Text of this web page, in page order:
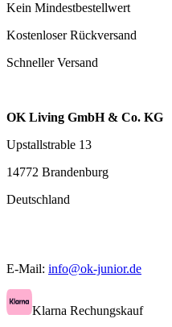
Kein Mindestbestellwert
Kostenloser Rückversand
Schneller Versand
OK Living GmbH & Co. KG
Upstallstrable 13
14772 Brandenburg
Deutschland
E-Mail: info@ok-junior.de
Klarna Rechungskauf